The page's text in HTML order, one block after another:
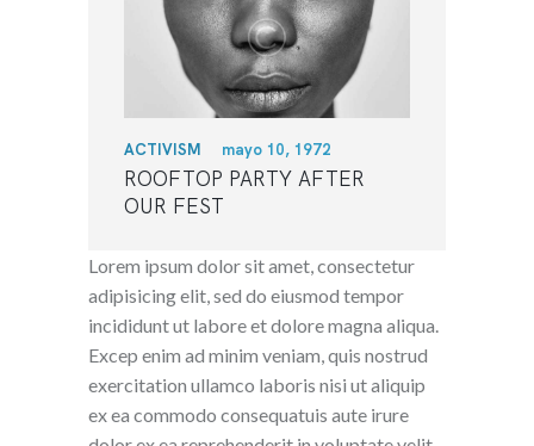
ACTIVISM mayo 10, 1972
ROOFTOP PARTY AFTER
OUR FEST
Lorem ipsum dolor sit amet, consectetur
adipisicing elit, sed do eiusmod tempor
incididunt ut labore et dolore magna aliqua.
Excep enim ad minim veniam, quis nostrud
exercitation ullamco laboris nisi ut aliquip
ex ea commodo consequatuis aute irure